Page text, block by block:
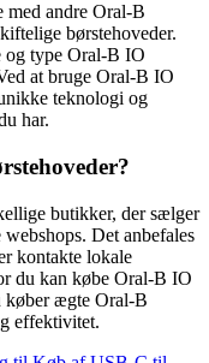
med andre Oral-B
børstehoveder.
og type Oral-B IO
at bruge Oral-B IO
teknologi og
har.
butikker, der sælger
Det anbefales
kontakte lokale
du kan købe Oral-B IO
køber ægte Oral-B
effektivitet.